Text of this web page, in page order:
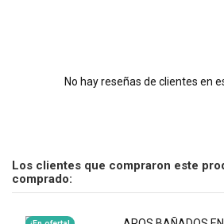
No hay reseñas de clientes en
Los clientes que compraron este
comprado: